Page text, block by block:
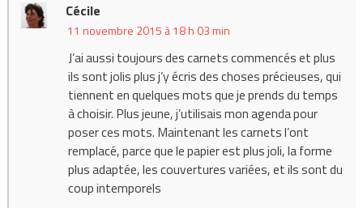
Cécile
11 novembre 2015 à 18 h 03 min
J’ai aussi toujours des carnets commencés et plus
ils sont jolis plus j’y écris des choses précieuses, qui
tiennent en quelques mots que je prends du temps
à choisir. Plus jeune, j’utilisais mon agenda pour
poser ces mots. Maintenant les carnets l’ont
remplacé, parce que le papier est plus joli, la forme
plus adaptée, les couvertures variées, et ils sont du
coup intemporels